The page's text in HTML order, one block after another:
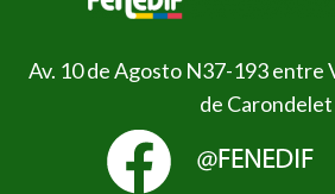
Av. 10 de Agosto N37-193 entre
de Carondelet